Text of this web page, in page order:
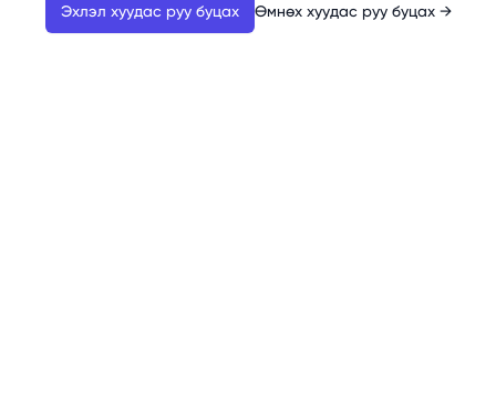
Эхлэл хуудас руу буцах Өмнөх хуудас руу буцах →